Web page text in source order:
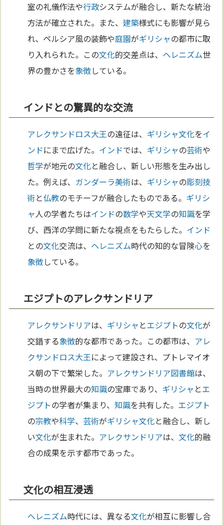
室の礼儀作法や行政システムが融合し、新たな統治
方法が確立された。また、建築様式にも影響が見ら
れ、ペルシア風の装飾や庭園がギリシャの都市に取
り入れられた。この文化的交差点は、 ヘレニズム世
界の豊かさを象徴している。
インドとの驚異的な交流
アレクサンドロス大王の遠征は、 ギリシャ文化をイ
ンドにまで広げた。 インドでは、 ギリシャの芸術や
哲学が地元の文化と融合し、新しい形態を生み出し
た。例えば、 ガンダーラ美術は、 ギリシャの彫刻技
術と仏教のモチーフが融合したものである。 ギリシ
ャ人の学者たちはインドの数学や天文学の知識を学
び、西洋の学問に新たな視点をもたらした。 インド
との文化交流は、 ヘレニズム時代の知的な冒険心を
象徴している。
エジプトのアレクサンドリア
アレクサンドリアは、 ギリシャ とエジプトの文化が
交錯する象徴的な都市であった。この都市は、 アレ
クサンドロス大王によって建設され、プトレマイオ
ス朝の下で繁栄した。 アレクサンドリア図書館は、
当時の世界最大の知識の宝庫であり、 ギリシャ とエ
ジプトの学者が集まり、知識を共有した。 エジプト
の宗教や科学、芸術がギリシャ文化と融合し、新し
い文化が生まれた。 アレクサンドリアは、文化的融
合の成果を示す都市であった。
文化の相互浸透
ヘレニズム時代には、異なる文化が相互に影響し合